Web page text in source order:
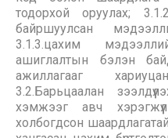
тодорхой оруулах;
байршуулсан
3.1.3.цахим
ашиглалтын бэлэн
ажиллагааг
3.2.Барьцаалан
хэмжээг авч
холбогдсон